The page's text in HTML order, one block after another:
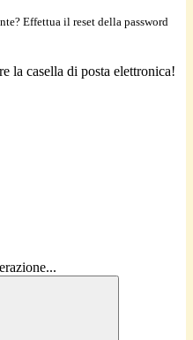
Effettua il reset della password
la casella di posta elettronica!